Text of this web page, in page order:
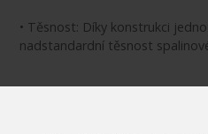
• Těsnost: Díky konstrukci
nadstandardní těsnost